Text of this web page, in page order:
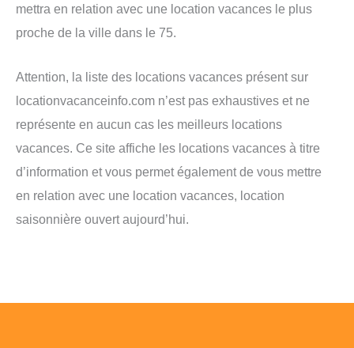
mettra en relation avec une location vacances le plus
proche de la ville dans le 75.
Attention, la liste des locations vacances présent sur
locationvacanceinfo.com n’est pas exhaustives et ne
représente en aucun cas les meilleurs locations
vacances. Ce site affiche les locations vacances à titre
d’information et vous permet également de vous mettre
en relation avec une location vacances, location
saisonnière ouvert aujourd’hui.